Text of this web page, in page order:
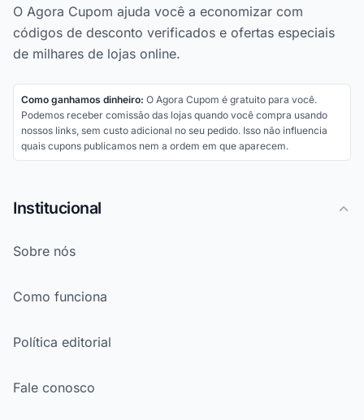
O Agora Cupom ajuda você a economizar com
códigos de desconto verificados e ofertas especiais
de milhares de lojas online.
Como ganhamos dinheiro: O Agora Cupom é gratuito para você.
Podemos receber comissão das lojas quando você compra usando
nossos links, sem custo adicional no seu pedido. Isso não influencia
quais cupons publicamos nem a ordem em que aparecem.
Institucional
Sobre nós
Como funciona
Política editorial
Fale conosco